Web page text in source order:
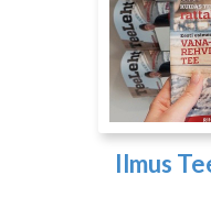
Ilmus